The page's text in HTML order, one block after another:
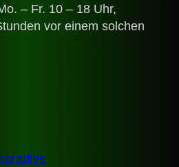
– Fr. 10 – 18 Uhr,
vor einem solchen